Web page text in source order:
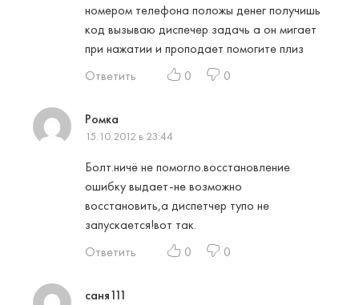
номером телефона положы денег получишь
код вызываю диспечер задачь а он мигает
при нажатии и проподает помогите плиз
Ответить
0 0
Ромка
15.10.2012 в 23:44
Болт.ничё не помогло.восстановление
ошибку выдает-не возможно
восстановить,а диспетчер тупо не
запускается!вот так.
Ответить
0 0
саня111